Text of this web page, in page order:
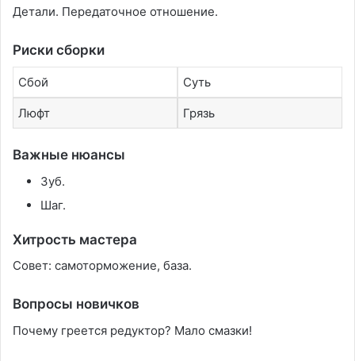
Детали. Передаточное отношение.
Риски сборки
Сбой Суть
Люфт Грязь
Важные нюансы
Зуб.
Шаг.
Хитрость мастера
Совет: самоторможение, база.
Вопросы новичков
Почему греется редуктор? Мало смазки!